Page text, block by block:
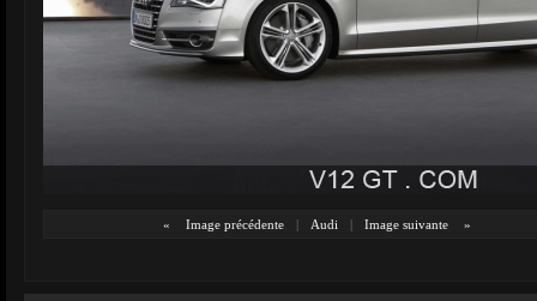
« Image précédente | Audi | Image suivante »